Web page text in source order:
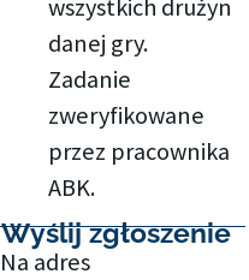
wszystkich drużyn
danej gry.
Zadanie
zweryfikowane
przez pracownika
ABK.
Wyślij zgłoszenie
Na adres